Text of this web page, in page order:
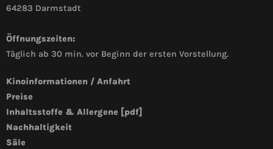
64283 Darmstadt
Öffnungszeiten:
Täglich ab 30 min. vor Beginn der ersten Vorstellung.
Kinoinformationen / Anfahrt
Preise
Inhaltsstoffe & Allergene [pdf]
Nachhaltigkeit
Säle